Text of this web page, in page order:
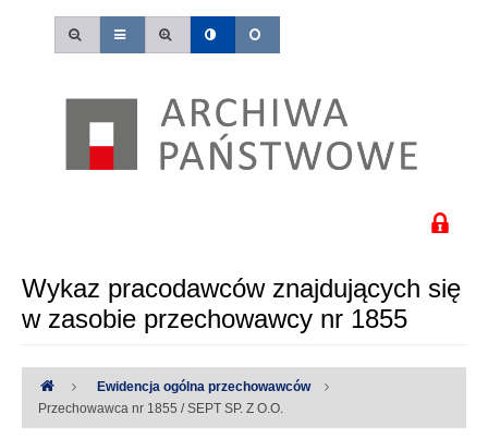
Wykaz pracodawców znajdujących się
w zasobie przechowawcy nr 1855
Ewidencja ogólna przechowawców
Przechowawca nr 1855 / SEPT SP. Z O.O.